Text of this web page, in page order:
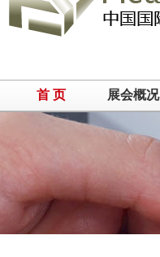
首 页 展会概况